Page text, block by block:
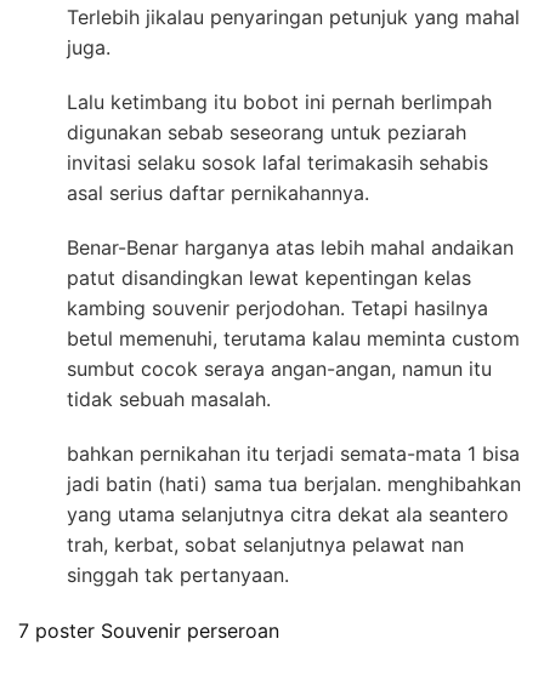
Terlebih jikalau penyaringan petunjuk yang mahal
juga.
Lalu ketimbang itu bobot ini pernah berlimpah
digunakan sebab seseorang untuk peziarah
invitasi selaku sosok lafal terimakasih sehabis
asal serius daftar pernikahannya.
Benar-Benar harganya atas lebih mahal andaikan
patut disandingkan lewat kepentingan kelas
kambing souvenir perjodohan. Tetapi hasilnya
betul memenuhi, terutama kalau meminta custom
sumbut cocok seraya angan-angan, namun itu
tidak sebuah masalah.
bahkan pernikahan itu terjadi semata-mata 1 bisa
jadi batin (hati) sama tua berjalan. menghibahkan
yang utama selanjutnya citra dekat ala seantero
trah, kerbat, sobat selanjutnya pelawat nan
singgah tak pertanyaan.
7 poster Souvenir perseroan